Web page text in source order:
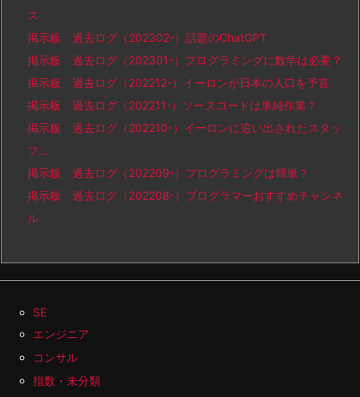
ス
掲示板 過去ログ（202302-）話題のChatGPT
掲示板 過去ログ（202301-）プログラミングに数学は必要？
掲示板 過去ログ（202212-）イーロンが日本の人口を予言
掲示板 過去ログ（202211-）ソースコードは単純作業？
掲示板 過去ログ（202210-）イーロンに追い出されたスタッ
フ…
掲示板 過去ログ（202209-）プログラミングは簡単？
掲示板 過去ログ（202208-）プログラマーおすすめチャンネ
ル
SE
エンジニア
コンサル
指数・未分類